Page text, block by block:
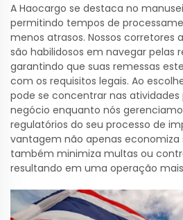
A Haocargo se destaca no
permitindo tempos de
menos atrasos. Nossos corretores
são habilidosos em navegar pelas
garantindo que suas remessas
com os requisitos legais. Ao
pode se concentrar nas atividades
negócio enquanto nós
regulatórios do seu processo de
vantagem não apenas economiza
também minimiza multas ou
resultando em uma operação